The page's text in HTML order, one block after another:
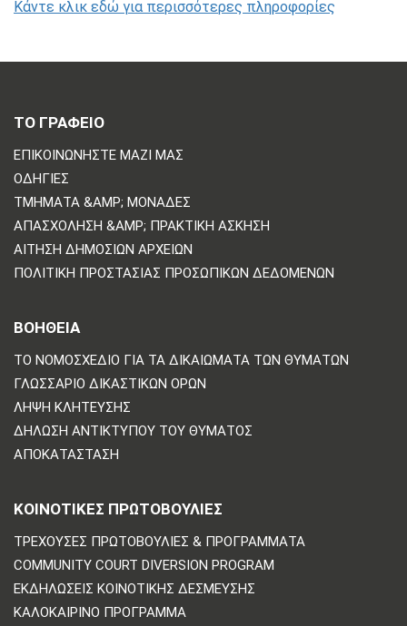
Κάντε κλικ εδώ για περισσότερες πληροφορίες
ΤΟ ΓΡΑΦΕΙΟ
ΕΠΙΚΟΙΝΩΝΗΣΤΕ ΜΑΖΙ ΜΑΣ
ΟΔΗΓΊΕΣ
ΤΜΉΜΑΤΑ &AMP; ΜΟΝΆΔΕΣ
ΑΠΑΣΧΌΛΗΣΗ &AMP; ΠΡΑΚΤΙΚΉ ΆΣΚΗΣΗ
ΑΊΤΗΣΗ ΔΗΜΌΣΙΩΝ ΑΡΧΕΊΩΝ
ΠΟΛΙΤΙΚΗ ΠΡΟΣΤΑΣΙΑΣ ΠΡΟΣΩΠΙΚΩΝ ΔΕΔΟΜΕΝΩΝ
ΒΟΗΘΕΙΑ
ΤΟ ΝΟΜΟΣΧΈΔΙΟ ΓΙΑ ΤΑ ΔΙΚΑΙΏΜΑΤΑ ΤΩΝ ΘΥΜΆΤΩΝ
ΓΛΩΣΣΆΡΙΟ ΔΙΚΑΣΤΙΚΏΝ ΌΡΩΝ
ΛΉΨΗ ΚΛΉΤΕΥΣΗΣ
ΔΉΛΩΣΗ ΑΝΤΙΚΤΎΠΟΥ ΤΟΥ ΘΎΜΑΤΟΣ
ΑΠΟΚΑΤΆΣΤΑΣΗ
ΚΟΙΝΟΤΙΚΈΣ ΠΡΩΤΟΒΟΥΛΊΕΣ
ΤΡΈΧΟΥΣΕΣ ΠΡΩΤΟΒΟΥΛΊΕΣ & ΠΡΟΓΡΆΜΜΑΤΑ
COMMUNITY COURT DIVERSION PROGRAM
ΕΚΔΗΛΏΣΕΙΣ ΚΟΙΝΟΤΙΚΉΣ ΔΈΣΜΕΥΣΗΣ
ΚΑΛΟΚΑΙΡΙΝΌ ΠΡΌΓΡΑΜΜΑ